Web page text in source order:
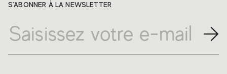
S'ABONNER À LA NEWSLETTER